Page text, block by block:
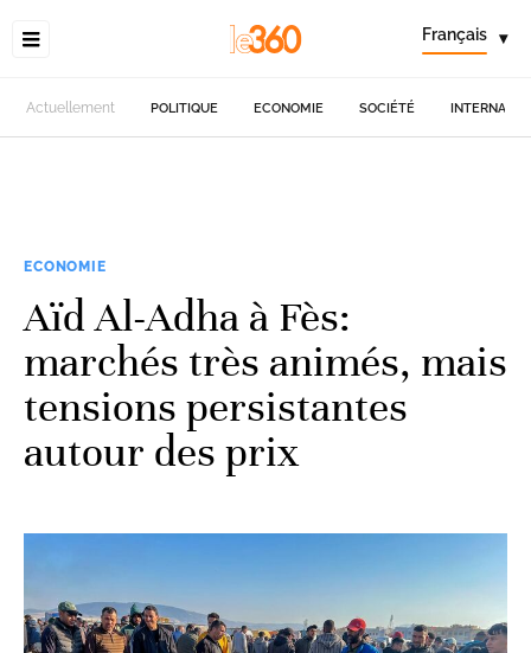
Français ▾
Actuellement POLITIQUE ECONOMIE SOCIÉTÉ
ECONOMIE
Aïd Al-Adha à Fès:
marchés très animés, mais
tensions persistantes
autour des prix